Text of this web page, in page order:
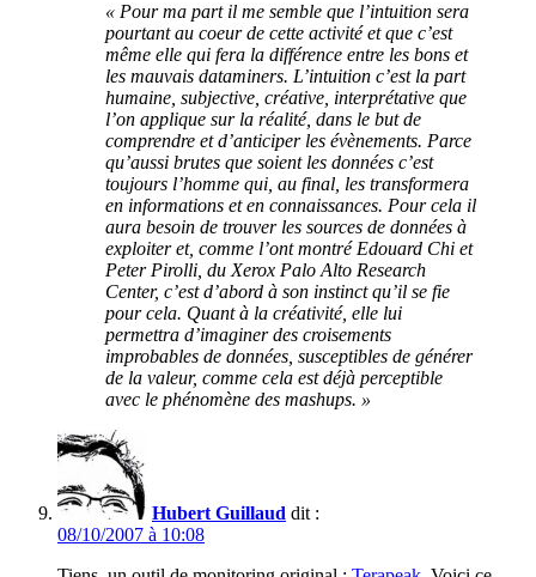
« Pour ma part il me semble que l’intuition sera
pourtant au coeur de cette activité et que c’est
même elle qui fera la différence entre les bons et
les mauvais dataminers. L’intuition c’est la part
humaine, subjective, créative, interprétative que
l’on applique sur la réalité, dans le but de
comprendre et d’anticiper les évènements. Parce
qu’aussi brutes que soient les données c’est
toujours l’homme qui, au final, les transformera
en informations et en connaissances. Pour cela il
aura besoin de trouver les sources de données à
exploiter et, comme l’ont montré Edouard Chi et
Peter Pirolli, du Xerox Palo Alto Research
Center, c’est d’abord à son instinct qu’il se fie
pour cela. Quant à la créativité, elle lui
permettra d’imaginer des croisements
improbables de données, susceptibles de générer
de la valeur, comme cela est déjà perceptible
avec le phénomène des mashups. »
Hubert Guillaud dit :
08/10/2007 à 10:08